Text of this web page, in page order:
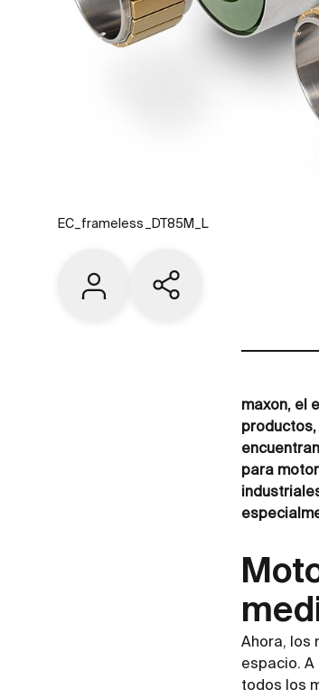
EC_frameless_DT85M_L
Contacto Share current page
maxon, el
para
Ahora, los
espacio.
todos los